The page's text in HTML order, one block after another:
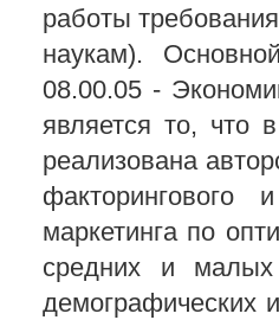
работы
наукам).
08.00.05 -
является то, что
реализована
факторингового
маркетинга по
средних и малых
демографических